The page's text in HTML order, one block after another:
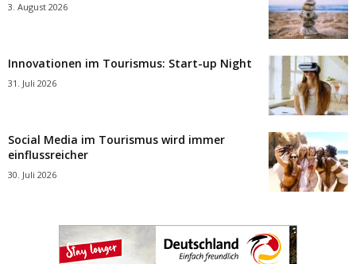
3. August 2026
Innovationen im Tourismus: Start-up Night
31. Juli 2026
Social Media im Tourismus wird immer
einflussreicher
30. Juli 2026